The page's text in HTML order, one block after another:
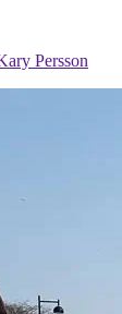
Persson